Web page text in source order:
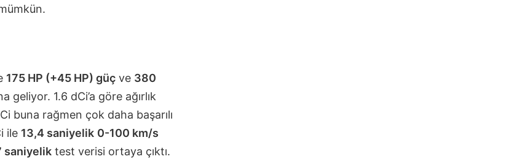
175 HP (+45 HP) güçve 380
geliyor. 1.6 dCi’a göre ağırlık
buna rağmen çok daha başarılı
ile 13,4 saniyelik 0-100 km/s
saniyeliktest verisi ortaya çıktı.